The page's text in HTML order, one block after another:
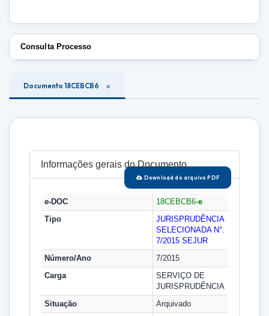
Consulta Processo
Documento 18CEBCB6
Informações gerais do Documento
Download do arquivo PDF
e-DOC 18CEBCB6-e
Tipo
JURISPRUDÊNCIA
SELECIONADA N°.
7/2015 SEJUR
Número/Ano
7/2015
Carga
SERVIÇO DE
JURISPRUDÊNCIA
Situação
Arquivado